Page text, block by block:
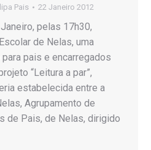
Pais 22 Janeiro 2012
pelas 17h30,
de Nelas, uma
pais e encarregados
“Leitura a par”,
estabelecida entre a
Agrupamento de
de Pais, de Nelas, dirigido